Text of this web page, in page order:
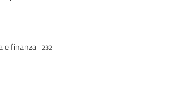
e finanza 232